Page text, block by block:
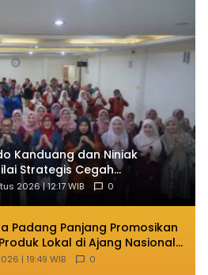
Kanduang dan Niniak
Strategis Cegah
Usia Anak
2026 | 12:17 WIB 0
Padang Panjang Promosikan
Lokal di Ajang Nasional
| 19:49 WIB 0